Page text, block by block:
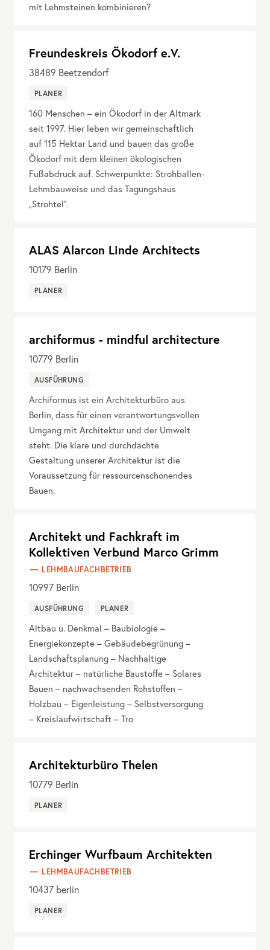
mit Lehmsteinen kombinieren?
Freundeskreis Ökodorf e.V.
38489 Beetzendorf
PLANER
160 Menschen – ein Ökodorf in der Altmark
seit 1997. Hier leben wir gemeinschaftlich
auf 115 Hektar Land und bauen das große
Ökodorf mit dem kleinen ökologischen
Fußabdruck auf. Schwerpunkte: Strohballen-
Lehmbauweise und das Tagungshaus
„Strohtel“.
ALAS Alarcon Linde Architects
10179 Berlin
PLANER
archiformus - mindful architecture
10779 Berlin
AUSFÜHRUNG
Archiformus ist ein Architekturbüro aus
Berlin, dass für einen verantwortungsvollen
Umgang mit Architektur und der Umwelt
steht. Die klare und durchdachte
Gestaltung unserer Architektur ist die
Voraussetzung für ressourcenschonendes
Bauen.
Architekt und Fachkraft im
Kollektiven Verbund Marco Grimm
LEHMBAUFACHBETRIEB
10997 Berlin
AUSFÜHRUNG PLANER
Altbau u. Denkmal – Baubiologie –
Energiekonzepte – Gebäudebegrünung –
Landschaftsplanung – Nachhaltige
Architektur – natürliche Baustoffe – Solares
Bauen – nachwachsenden Rohstoffen –
Holzbau – Eigenleistung – Selbstversorgung
– Kreislaufwirtschaft – Tro
Architekturbüro Thelen
10779 Berlin
PLANER
Erchinger Wurfbaum Architekten
LEHMBAUFACHBETRIEB
10437 berlin
PLANER